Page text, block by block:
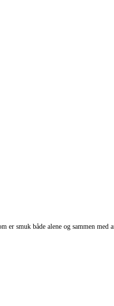
er smuk både alene og sammen med